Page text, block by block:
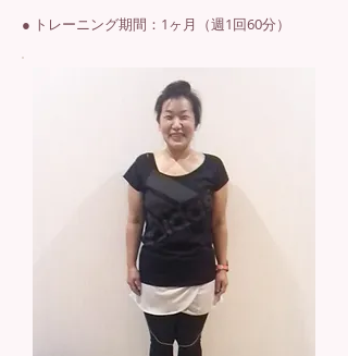
● トレーニング期間：1ヶ月（週1回60分）